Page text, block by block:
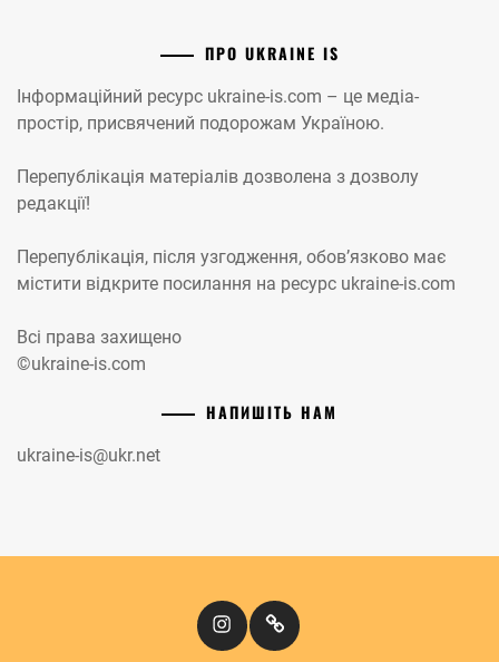
ПРО UKRAINE IS
Інформаційний ресурс ukraine-is.com – це медіа-
простір, присвячений подорожам Україною.
Перепублікація матеріалів дозволена з дозволу
редакції!
Перепублікація, після узгодження, обов’язково має
містити відкрите посилання на ресурс ukraine-is.com
Всі права захищено
©ukraine-is.com
НАПИШІТЬ НАМ
ukraine-is@ukr.net
InstagramКіномандри